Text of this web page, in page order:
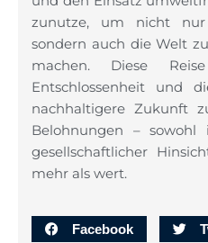
zunutze, um nicht nur
sondern auch die Welt
machen. Diese
Entschlossenheit und
nachhaltigere Zukunft
Belohnungen –
gesellschaftlicher
mehr als wert.
Facebook